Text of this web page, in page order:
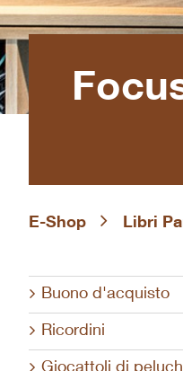
E-Shop Libri
Buono d'acquisto
Ricordini